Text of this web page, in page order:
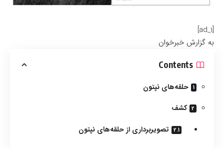
[ad_1]
به گزارش خبرخوان
Contents
حلقه‌های نپتون
کشف
تصویربرداری از حلقه‌های نپتون